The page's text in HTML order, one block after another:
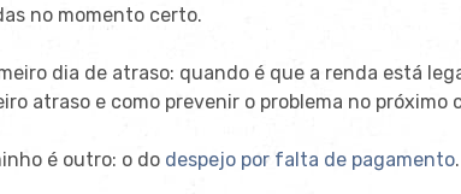
no momento certo.
dia de atraso: quando é que a renda está
atraso e como prevenir o problema no próximo
é outro: o do despejo por falta de pagamento